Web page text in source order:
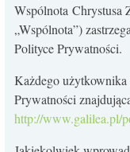
Wspólnota Chrystusa
„Wspólnota”)
Polityce Prywatności.
Każdego
Prywatności
http://www.galilea.pl/